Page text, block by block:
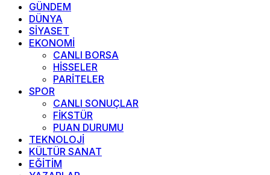
GÜNDEM
DÜNYA
SİYASET
EKONOMİ
CANLI BORSA
HİSSELER
PARİTELER
SPOR
CANLI SONUÇLAR
FİKSTÜR
PUAN DURUMU
TEKNOLOJİ
KÜLTÜR SANAT
EĞİTİM